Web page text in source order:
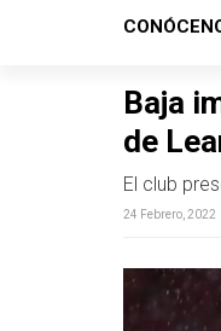
Baja
de
El club
24 Febrero, 2022